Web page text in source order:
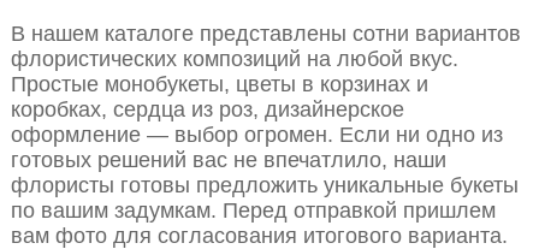
В нашем каталоге представлены сотни вариантов
флористических композиций на любой вкус.
Простые монобукеты, цветы в корзинах и
коробках, сердца из роз, дизайнерское
оформление — выбор огромен. Если ни одно из
готовых решений вас не впечатлило, наши
флористы готовы предложить уникальные букеты
по вашим задумкам. Перед отправкой пришлем
вам фото для согласования итогового варианта.